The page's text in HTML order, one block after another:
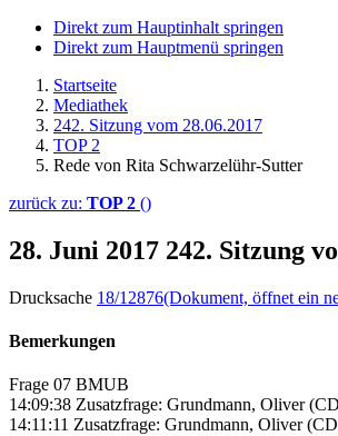
Direkt zum Hauptinhalt springen
Direkt zum Hauptmenü springen
Startseite
Mediathek
242. Sitzung vom 28.06.2017
TOP 2
Rede von Rita Schwarzelühr-Sutter
zurück zu: TOP 2 ()
28. Juni 2017 242. Sitzung
Drucksache 18/12876(Dokument, öffnet ein
Bemerkungen
Frage 07 BMUB
14:09:38 Zusatzfrage: Grundmann, Oliver
14:11:11 Zusatzfrage: Grundmann, Oliver